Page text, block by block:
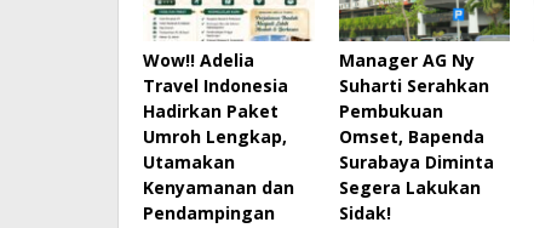
Wow!! Adelia
Travel Indonesia
Hadirkan Paket
Umroh Lengkap,
Utamakan
Kenyamanan dan
Pendampingan
Manager AG Ny
Suharti Serahkan
Pembukuan
Omset, Bapenda
Surabaya Diminta
Segera Lakukan
Sidak!